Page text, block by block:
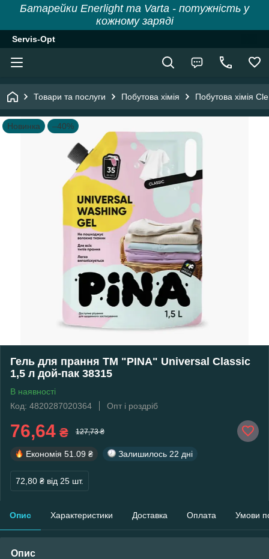
Батарейки Enerlight та Varta - потужність у
кожному заряді
Servis-Opt
Товари та послуги Побутова хімія Побутова хімія
Новинка –40%
Гель для прання ТМ "PINA" Universal Classic
1,5 л дой-пак 38315
В наявності
Код: 4820287020364
Опт і роздріб
76,64 ₴ 127,73 ₴
Економія 51.09 ₴ Залишилось 22 дні
72,80 ₴ від 25 шт.
Опис Характеристики Доставка Оплата Умови
Опис